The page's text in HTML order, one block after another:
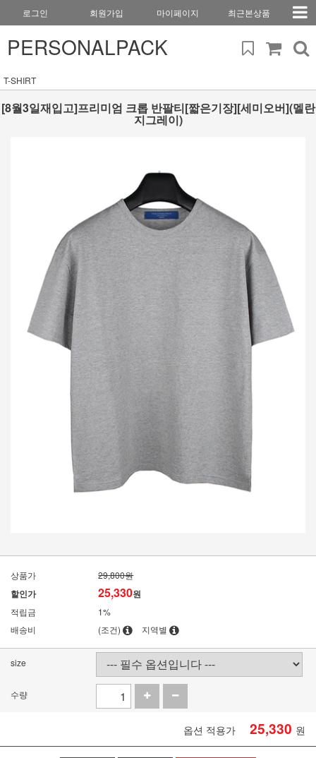
로그인 회원가입 마이페이지 최근본상품
PERSONALPACK
T-SHIRT
[8월3일재입고]프리미엄 크롭 반팔티[짧은기장][세미오버](멜란
지그레이)
상품가 29,800원
할인가 25,330원
적립금
1%
배송비
(조건) 지역별
size
수량
옵션 적용가 25,330 원